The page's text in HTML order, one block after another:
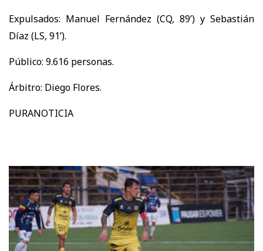
Expulsados: Manuel Fernández (CQ, 89’) y Sebastián
Díaz (LS, 91’).
Público: 9.616 personas.
Árbitro: Diego Flores.
PURANOTICIA